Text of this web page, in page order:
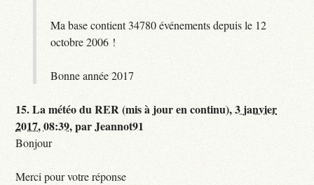
Ma base contient 34780 événements depuis le 12
octobre 2006 !
Bonne année 2017
15.La météo du RER (mis à jour en continu),3 janvier
2017, 08:39,parJeannot91
Bonjour
Merci pour votre réponse